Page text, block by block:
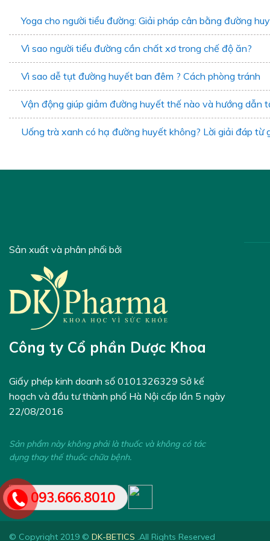
093.666.8010
Yoga cho người tiểu đường: Giải pháp cân bằng đường
Vì sao người tiểu đường cần chất xơ trong chế độ ăn?
Vì sao dễ tụt đường huyết ban đêm ? Cách phòng tránh
Vận động giúp giảm đường huyết thế nào và hướng dẫn
Uống trà xanh có hạ đường huyết không? Lời giải đáp từ
Sản xuất và phân phối bởi
Công ty Cổ phần Dược Khoa
Giấy phép kinh doanh số 0101326329 Sở kế
hoạch và đầu tư thành phố Hà Nội cấp lần 5 ngày
22/08/2016
Sản phẩm này không phải là thuốc và không có tác
dụng thay thế thuốc chữa bệnh.
© Copyright 2019 © DK-BETICS .All Rights Reserved